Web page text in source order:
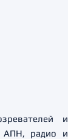
и
АПН, радио и